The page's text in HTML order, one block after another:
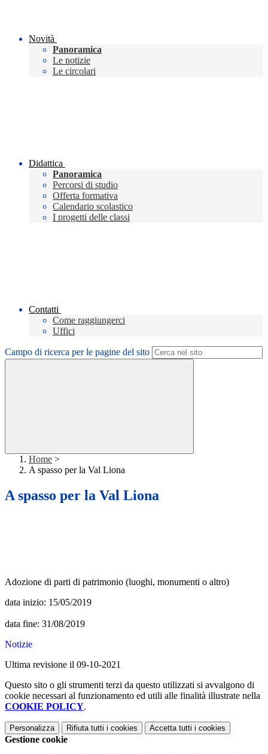
Novità
Panoramica
Le notizie
Le circolari
Didattica
Panoramica
Percorsi di studio
Offerta formativa
Calendario scolastico
I progetti delle classi
Contatti
Come raggiungerci
Uffici
Campo di ricerca per le pagine del sito
Home >
A spasso per la Val Liona
A spasso per la Val Liona
Adozione di parti di patrimonio (luoghi, monumenti o altro)
data inizio: 15/05/2019
data fine: 31/08/2019
Notizie
Ultima revisione il 09-10-2021
Questo sito o gli strumenti terzi da questo utilizzati si avvalgono di
cookie necessari al funzionamento ed utili alle finalità illustrate nella
COOKIE POLICY.
Personalizza Rifiuta tutti i cookies Accetta tutti i cookies
Gestione cookie